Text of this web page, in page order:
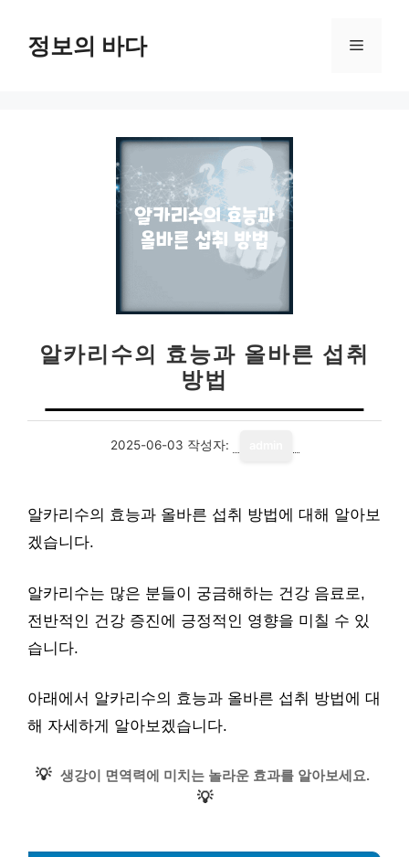
정보의 바다 메
알카리수의 효능과 올바른 섭취
방법
2025-06-03 작성자:
알카리수의 효능과 올바른 섭취 방법에 대해 알아보
겠습니다.
알카리수는 많은 분들이 궁금해하는 건강 음료로,
전반적인 건강 증진에 긍정적인 영향을 미칠 수 있
습니다.
아래에서 알카리수의 효능과 올바른 섭취 방법에 대
해 자세하게 알아보겠습니다.
💡 생강이 면역력에 미치는 놀라운 효과를 알아보세요.
💡